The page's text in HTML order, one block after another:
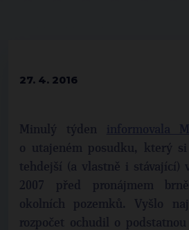
27. 4. 2016
Minulý týden
o utajeném posudku, který si
tehdejší (a vlastně i stávající)
2007 před pronájmem
okolních pozemků. Vyšlo
rozpočet ochudil o